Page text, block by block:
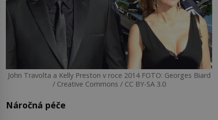
John Travolta a Kelly Preston v roce 2014 FOTO: Georges Biard
/ Creative Commons / CC BY-SA 3.0
Náročná péče